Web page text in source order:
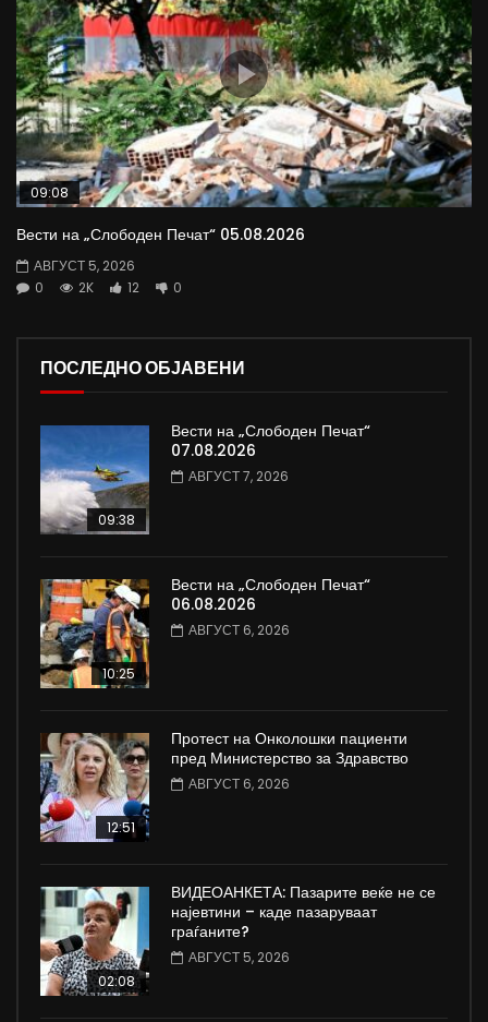
09:08
Вести на „Слободен Печат“ 05.08.2026
АВГУСТ 5, 2026
0
2K 12 0
ПОСЛЕДНО ОБЈАВЕНИ
09:38
Вести на „Слободен Печат“
07.08.2026
АВГУСТ 7, 2026
10:25
Вести на „Слободен Печат“
06.08.2026
АВГУСТ 6, 2026
12:51
Протест на Онколошки пациенти
пред Министерство за Здравство
АВГУСТ 6, 2026
02:08
ВИДЕОАНКЕТА: Пазарите веќе не се
најевтини – каде пазаруваат
граѓаните?
АВГУСТ 5, 2026